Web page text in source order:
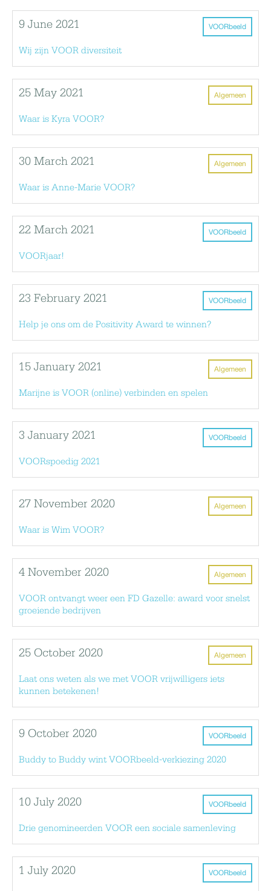
VOORbeeld
9 June 2021
Wij zijn VOOR diversiteit
Algemeen
25 May 2021
Waar is Kyra VOOR?
Algemeen
30 March 2021
Waar is Anne-Marie VOOR?
VOORbeeld
22 March 2021
VOORjaar!
VOORbeeld
23 February 2021
Help je ons om de Positivity Award te winnen?
Algemeen
15 January 2021
Marijne is VOOR (online) verbinden en spelen
VOORbeeld
3 January 2021
VOORspoedig 2021
Algemeen
27 November 2020
Waar is Wim VOOR?
Algemeen
4 November 2020
VOOR ontvangt weer een FD Gazelle: award voor snelst
groeiende bedrijven
Algemeen
25 October 2020
Laat ons weten als we met VOOR vrijwilligers iets
kunnen betekenen!
VOORbeeld
9 October 2020
Buddy to Buddy wint VOORbeeld-verkiezing 2020
VOORbeeld
10 July 2020
Drie genomineerden VOOR een sociale samenleving
VOORbeeld
1 July 2020